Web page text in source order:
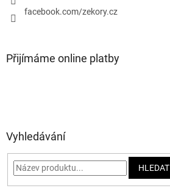
facebook.com/zekory.cz
Přijímáme online platby
Vyhledávání
HLEDAT